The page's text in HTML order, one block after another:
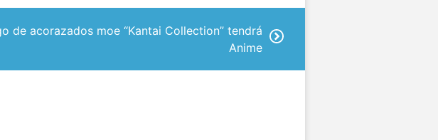
de acorazados moe “Kantai Collection” tendrá
Anime